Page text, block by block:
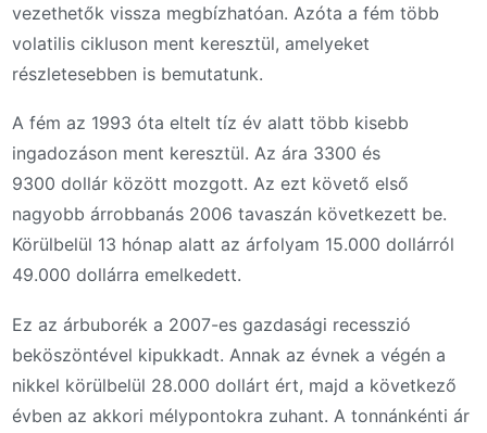
vezethetők vissza megbízhatóan. Azóta a fém több
volatilis cikluson ment keresztül, amelyeket
részletesebben is bemutatunk.
A fém az 1993 óta eltelt tíz év alatt több kisebb
ingadozáson ment keresztül. Az ára 3300 és
9300 dollár között mozgott. Az ezt követő első
nagyobb árrobbanás 2006 tavaszán következett be.
Körülbelül 13 hónap alatt az árfolyam 15.000 dollárról
49.000 dollárra emelkedett.
Ez az árbuborék a 2007-es gazdasági recesszió
beköszöntével kipukkadt. Annak az évnek a végén a
nikkel körülbelül 28.000 dollárt ért, majd a következő
évben az akkori mélypontokra zuhant. A tonnánkénti ár